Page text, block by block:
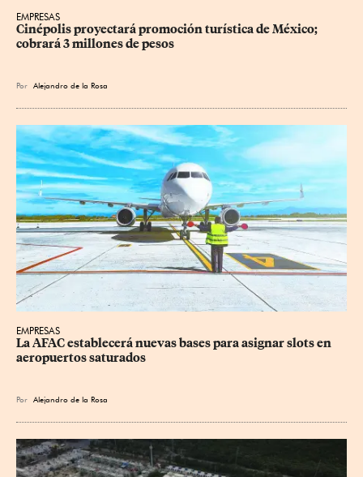
EMPRESAS
Cinépolis proyectará promoción turística de México;
cobrará 3 millones de pesos
Por Alejandro de la Rosa
EMPRESAS
La AFAC establecerá nuevas bases para asignar slots en
aeropuertos saturados
Por Alejandro de la Rosa